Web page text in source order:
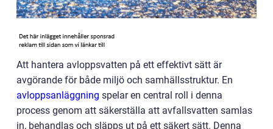
Att hantera avloppsvatten på ett effektivt sätt är
avgörande för både miljö och samhällsstruktur. En
avloppsanläggning spelar en central roll i denna
process genom att säkerställa att avfallsvatten samlas
in, behandlas och släpps ut på ett säkert sätt. Denna